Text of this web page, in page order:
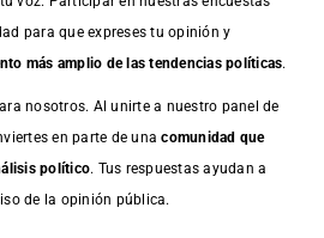
para que expreses tu opinión y
más amplio de las tendencias políticas.
nosotros. Al unirte a nuestro panel de
en parte de unacomunidad que
político. Tus respuestas ayudan a
de la opinión pública.